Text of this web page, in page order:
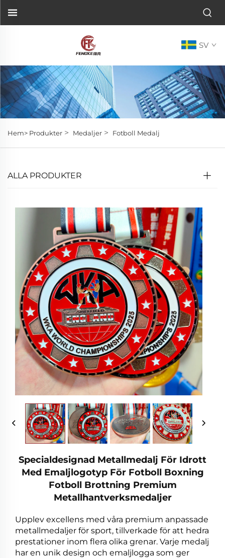
SV
Hem> Produkter > Medaljer > Fotboll Medalj
ALLA PRODUKTER
Specialdesignad Metallmedalj För Idrott
Med Emaljlogotyp För Fotboll Boxning
Fotboll Brottning Premium
Metallhantverksmedaljer
Upplev excellens med våra premium anpassade
metallmedaljer för sport, tillverkade för att hedra
prestationer inom flera olika grenar. Varje medalj
har en unik design och emaljlogga som ger